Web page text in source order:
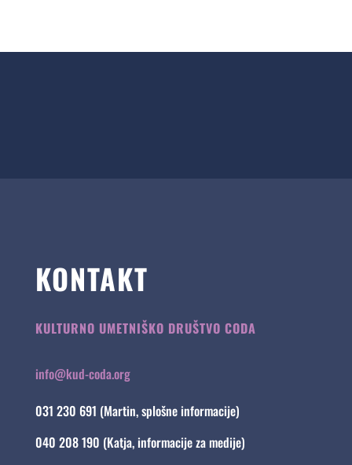
KONTAKT
KULTURNO UMETNIŠKO DRUŠTVO CODA
info@kud-coda.org
031 230 691 (Martin, splošne informacije)
040 208 190 (Katja, informacije za medije)